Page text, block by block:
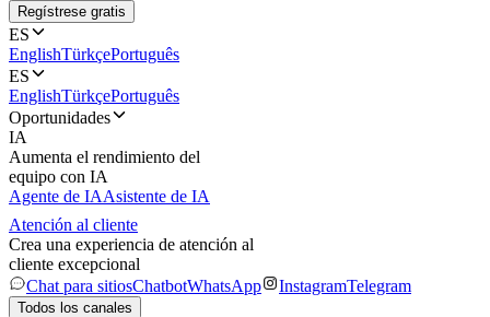
Regístrese gratis
ES
EnglishTürkçePortuguês
ES
EnglishTürkçePortuguês
Oportunidades
IA
Aumenta el rendimiento del
equipo con IA
Agente de IAAsistente de IA
Atención al cliente
Crea una experiencia de atención al
cliente excepcional
Chat para sitiosChatbotWhatsApp InstagramTelegram
Todos los canales